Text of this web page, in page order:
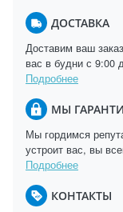
ДОСТАВКА
Доставим ваш
вас в будни с 9:00
Подробнее
МЫ
Мы гордимся
устроит вас, вы
Подробнее
КОНТАКТЫ